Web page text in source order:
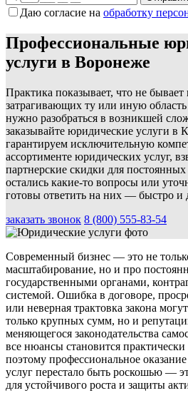
Даю согласие на обработку
Профессиональные
услуги в Воронеже
Практика показывает, что не
затрагивающих ту или иную
нужно разобраться в возникшей
заказывайте юридические услуги
гарантируем исключительную
ассортименте юридических услуг,
партнерские скидки для
остались какие-то вопросы или
готовы ответить на них — быстро и
заказать звонок 8 (800) 555-83-54
Современный бизнес — это не
масштабирование, но и про
государственными органами,
системой. Ошибка в договоре,
или неверная трактовка закона
только крупных сумм, но и
меняющегося законодательства
все нюансы становится
поэтому профессиональное
услуг перестало быть роскошью —
для устойчивого роста и защиты